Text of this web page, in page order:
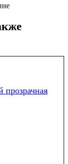
прозрачная